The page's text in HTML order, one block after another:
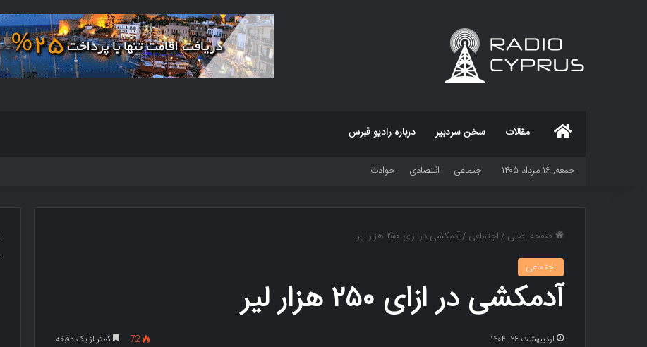
مقالات سخن سردبیر درباره رادیو قبرس
جمعه, ۱۶ مرداد ۱۴۰۵ اجتماعی اقتصادی حوادث
صفحه اصلی /اجتماعی /آدمکشی در ازای ۲۵۰ هزار لیر
اجتماعی
آدمکشی در ازای ۲۵۰ هزار لیر
اردیبهشت ۲۶, ۱۴۰۴ 72 کمتر از یک دقیقه